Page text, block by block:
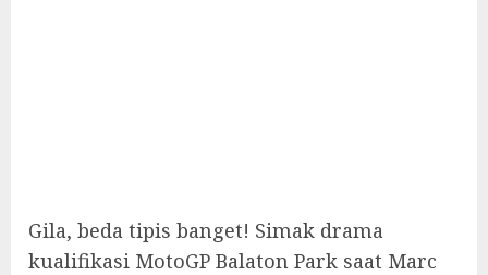
Gila, beda tipis banget! Simak drama
kualifikasi MotoGP Balaton Park saat Marc